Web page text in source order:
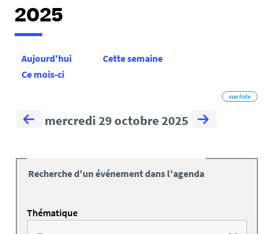
2025
Aujourd'hui
Cette semaine
Ce mois-ci
vue liste
mercredi 29 octobre 2025
Recherche d'un événement dans l'agenda
Thématique